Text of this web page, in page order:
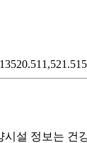
설 정보는 건